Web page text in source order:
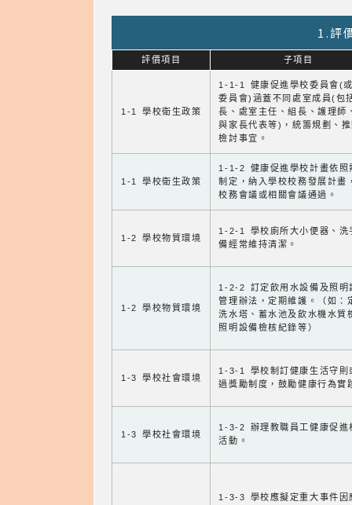
1.評
評價項目 子項目
1-1 學校衛生政策
1-1-1 健康促進學校委員會(
委員會)涵蓋不同處室成員(包
長、處室主任、組長、護理師
與家長代表等)，統籌規劃、
檢討事宜。
1-1 學校衛生政策
1-1-2 健康促進學校計畫依照
制定，納入學校校務發展計畫
校務會議或相關會議通過。
1-2 學校物質環境
1-2-1 學校廁所大小便器、洗
備經常維持清潔。
1-2 學校物質環境
1-2-2 訂定飲用水設備及照明
管理辦法，定期維護。（如：
洗水塔、蓄水池及飲水機水質
照明設備檢核紀錄等）
1-3 學校社會環境
1-3-1 學校制訂健康生活守則
過獎勵制度，鼓勵健康行為實
1-3 學校社會環境
1-3-2 辦理教職員工健康促進
活動。
1-3-3 學校應擬定重大事件因